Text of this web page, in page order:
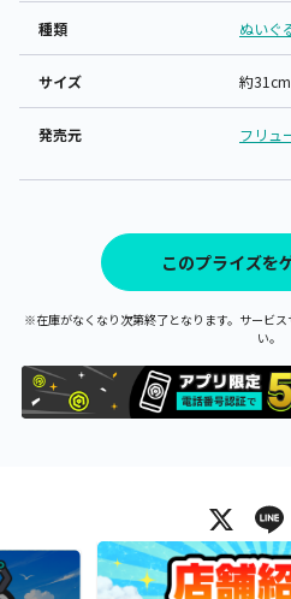
種類 ぬいぐ
サイズ 約31cm
発売元 フリュ
このプライズを
※在庫がなくなり次第終了となります。サービ
い。
X